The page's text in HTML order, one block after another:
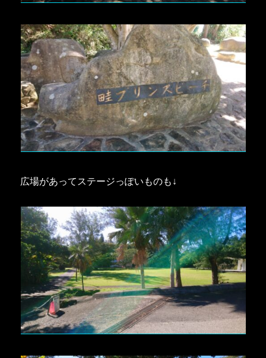
広場があってステージっぽいものも↓